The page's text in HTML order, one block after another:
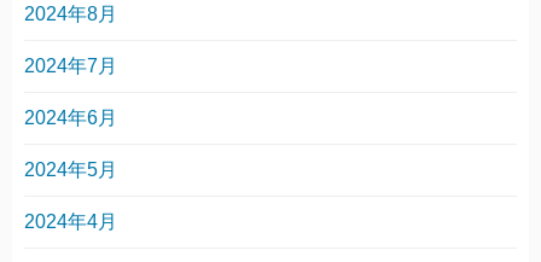
2024年8月
2024年7月
2024年6月
2024年5月
2024年4月